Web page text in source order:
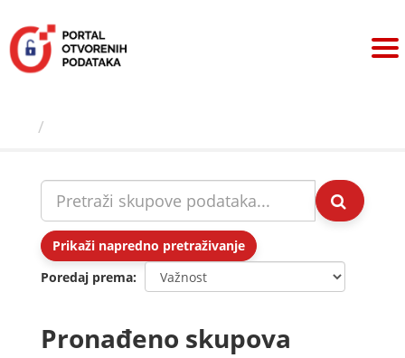
sadržaj
Prikaži napredno pretraživanje
Poredaj prema
Pronađeno skupova